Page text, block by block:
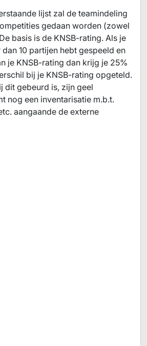
lijst zal de teamindeling
gedaan worden (zowel
basis is de KNSB-rating. Als je
10 partijen hebt gespeeld en
je KNSB-rating dan krijg je 25%
bij je KNSB-rating opgeteld.
dit gebeurd is, zijn geel
nog een inventarisatie m.b.t.
aangaande de externe